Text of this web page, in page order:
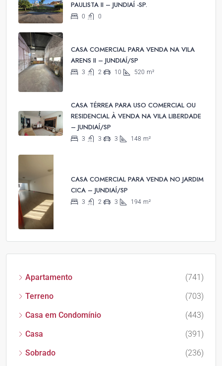
PAULISTA II – JUNDIAÍ -SP.
0 0
CASA COMERCIAL PARA VENDA NA VILA
ARENS II – JUNDIAÍ/SP
3 2 10 520 m²
CASA TÉRREA PARA USO COMERCIAL OU
RESIDENCIAL À VENDA NA VILA LIBERDADE
– JUNDIAÍ/SP
3 3 3 148 m²
CASA COMERCIAL PARA VENDA NO JARDIM
CICA – JUNDIAÍ/SP
3 2 3 194 m²
Apartamento
(741)
Terreno
(703)
Casa em Condomínio
(443)
Casa
(391)
Sobrado
(236)